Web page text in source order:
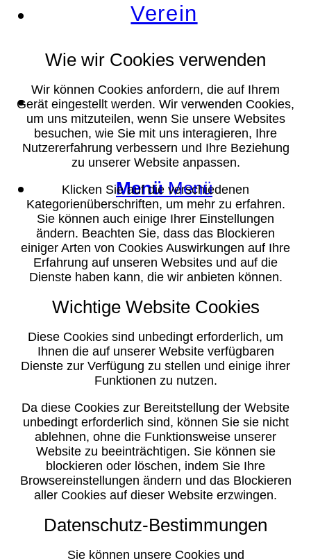
Verein
Suche
Menü Menü
Wie wir Cookies verwenden
Wir können Cookies anfordern, die auf Ihrem
Gerät eingestellt werden. Wir verwenden Cookies,
um uns mitzuteilen, wenn Sie unsere Websites
besuchen, wie Sie mit uns interagieren, Ihre
Nutzererfahrung verbessern und Ihre Beziehung
zu unserer Website anpassen.
Klicken Sie auf die verschiedenen
Kategorienüberschriften, um mehr zu erfahren.
Sie können auch einige Ihrer Einstellungen
ändern. Beachten Sie, dass das Blockieren
einiger Arten von Cookies Auswirkungen auf Ihre
Erfahrung auf unseren Websites und auf die
Dienste haben kann, die wir anbieten können.
Wichtige Website Cookies
Diese Cookies sind unbedingt erforderlich, um
Ihnen die auf unserer Website verfügbaren
Dienste zur Verfügung zu stellen und einige ihrer
Funktionen zu nutzen.
Da diese Cookies zur Bereitstellung der Website
unbedingt erforderlich sind, können Sie sie nicht
ablehnen, ohne die Funktionsweise unserer
Website zu beeinträchtigen. Sie können sie
blockieren oder löschen, indem Sie Ihre
Browsereinstellungen ändern und das Blockieren
aller Cookies auf dieser Website erzwingen.
Datenschutz-Bestimmungen
Sie können unsere Cookies und